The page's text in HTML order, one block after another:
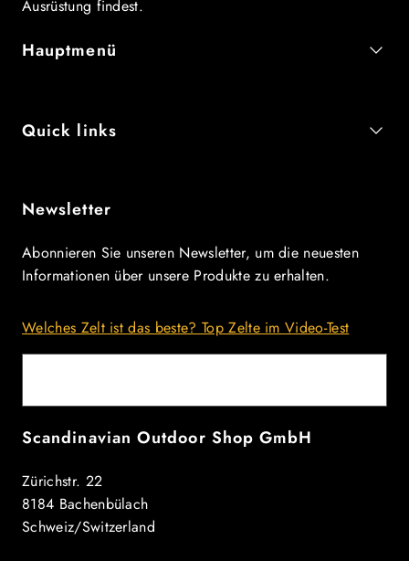
Ausrüstung findest.
Hauptmenü
Quick links
Newsletter
Abonnieren Sie unseren Newsletter, um die neuesten
Informationen über unsere Produkte zu erhalten.
Welches Zelt ist das beste? Top Zelte im Video-Test
Scandinavian Outdoor Shop GmbH
Zürichstr. 22
8184 Bachenbülach
Schweiz/Switzerland